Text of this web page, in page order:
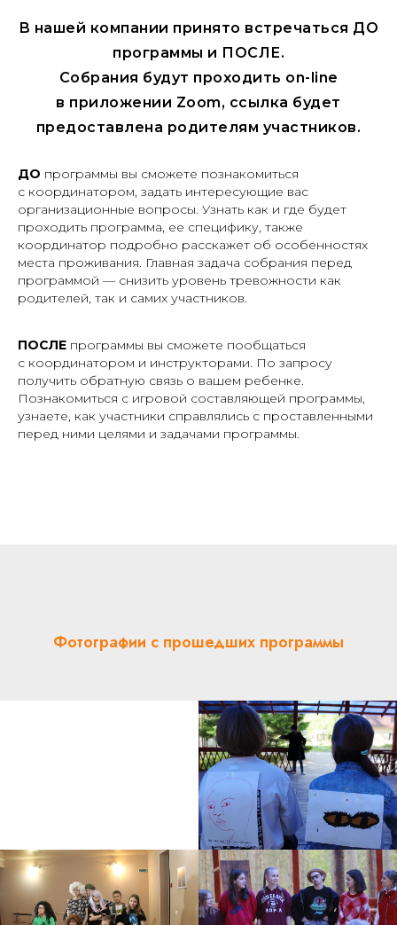
В нашей компании принято встречаться ДО
программы и ПОСЛЕ.
Собрания будут проходить on-line
в приложении Zoom, ссылка будет
предоставлена родителям участников.
ДО программы вы сможете познакомиться
с координатором, задать интересующие вас
организационные вопросы. Узнать как и где будет
проходить программа, ее специфику, также
координатор подробно расскажет об особенностях
места проживания. Главная задача собрания перед
программой — снизить уровень тревожности как
родителей, так и самих участников.
ПОСЛЕ программы вы сможете пообщаться
с координатором и инструкторами. По запросу
получить обратную связь о вашем ребенке.
Познакомиться с игровой составляющей программы,
узнаете, как участники справлялись с проставленными
перед ними целями и задачами программы.
Фотографии с прошедших программы